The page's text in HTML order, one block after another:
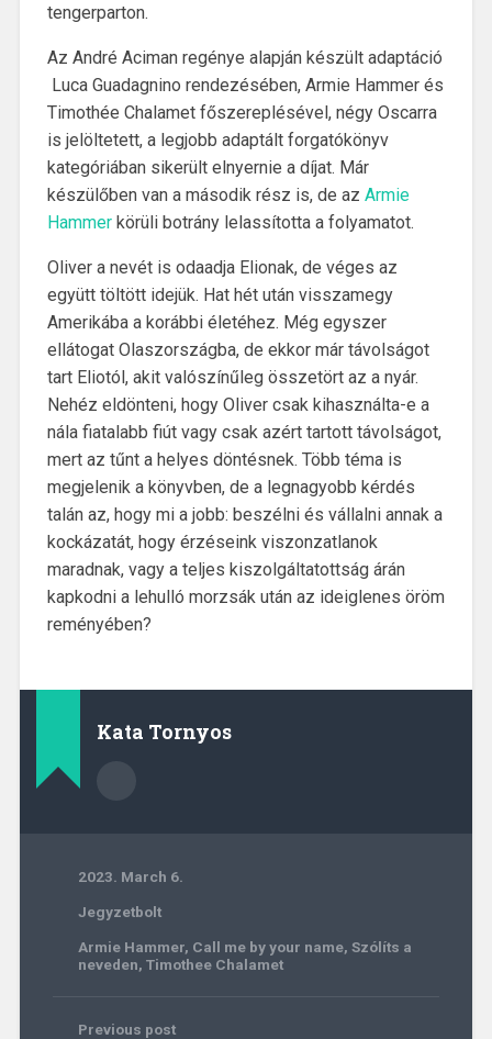
tengerparton.
Az André Aciman regénye alapján készült adaptáció
Luca Guadagnino rendezésében, Armie Hammer és
Timothée Chalamet főszereplésével, négy Oscarra
is jelöltetett, a legjobb adaptált forgatókönyv
kategóriában sikerült elnyernie a díjat. Már
készülőben van a második rész is, de az Armie
Hammerkörüli botrány lelassította a folyamatot.
Oliver a nevét is odaadja Elionak, de véges az
együtt töltött idejük. Hat hét után visszamegy
Amerikába a korábbi életéhez. Még egyszer
ellátogat Olaszországba, de ekkor már távolságot
tart Eliotól, akit valószínűleg összetört az a nyár.
Nehéz eldönteni, hogy Oliver csak kihasználta-e a
nála fiatalabb fiút vagy csak azért tartott távolságot,
mert az tűnt a helyes döntésnek. Több téma is
megjelenik a könyvben, de a legnagyobb kérdés
talán az, hogy mi a jobb: beszélni és vállalni annak a
kockázatát, hogy érzéseink viszonzatlanok
maradnak, vagy a teljes kiszolgáltatottság árán
kapkodni a lehulló morzsák után az ideiglenes öröm
reményében?
Kata Tornyos
2023. March 6.
Jegyzetbolt
Armie Hammer, Call me by your name, Szólíts a
neveden, Timothee Chalamet
Previous post